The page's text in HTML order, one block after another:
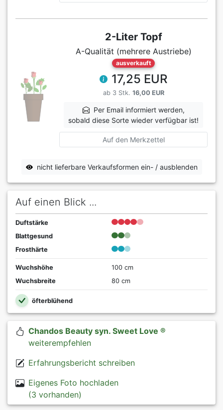
2-Liter Topf
A-Qualität (mehrere Austriebe)
ausverkauft
17,25 EUR
ab 3 Stk. 16,00 EUR
Per Email informiert werden,
sobald diese Sorte wieder verfügbar ist!
Auf den Merkzettel
nicht lieferbare Verkaufsformen ein- / ausblenden
Auf einen Blick ...
Duftstärke
Blattgesund
Frosthärte
Wuchshöhe
100 cm
Wuchsbreite
80 cm
öfterblühend
Chandos Beauty syn. Sweet Love ®
weiterempfehlen
Erfahrungsbericht schreiben
Eigenes Foto hochladen
(3 vorhanden)